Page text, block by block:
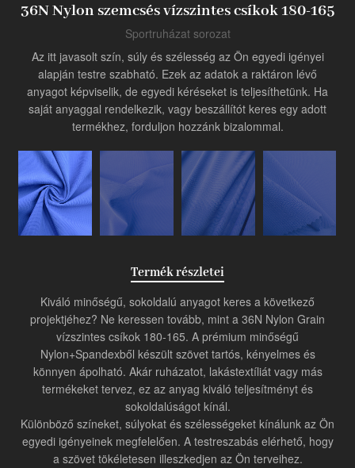
36N Nylon szemcsés vízszintes csíkok 180-165
Sportruházat sorozat
Az itt javasolt szín, súly és szélesség az Ön egyedi igényei
alapján testre szabható. Ezek az adatok a raktáron lévő
anyagot képviselik, de egyedi kéréseket is teljesíthetünk. Ha
saját anyaggal rendelkezik, vagy beszállítót keres egy adott
termékhez, forduljon hozzánk bizalommal.
Termék részletei
Kiváló minőségű, sokoldalú anyagot keres a következő
projektjéhez? Ne keressen tovább, mint a 36N Nylon Grain
vízszintes csíkok 180-165. A prémium minőségű
Nylon+Spandexből készült szövet tartós, kényelmes és
könnyen ápolható. Akár ruházatot, lakástextíliát vagy más
termékeket tervez, ez az anyag kiváló teljesítményt és
sokoldalúságot kínál.
Különböző színeket, súlyokat és szélességeket kínálunk az Ön
egyedi igényeinek megfelelően. A testreszabás elérhető, hogy
a szövet tökéletesen illeszkedjen az Ön terveihez.